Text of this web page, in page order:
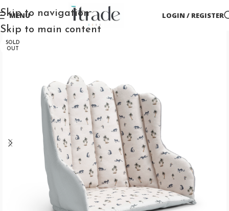
Skip to navigation
Skip to main content
MENU LOGIN / REGISTER
SOLD
OUT